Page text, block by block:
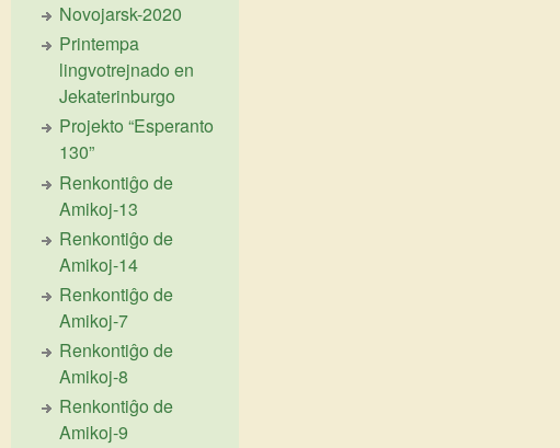
Novojarsk-2020
Printempa
lingvotrejnado en
Jekaterinburgo
Projekto “Esperanto
130”
Renkontiĝo de
Amikoj-13
Renkontiĝo de
Amikoj-14
Renkontiĝo de
Amikoj-7
Renkontiĝo de
Amikoj-8
Renkontiĝo de
Amikoj-9